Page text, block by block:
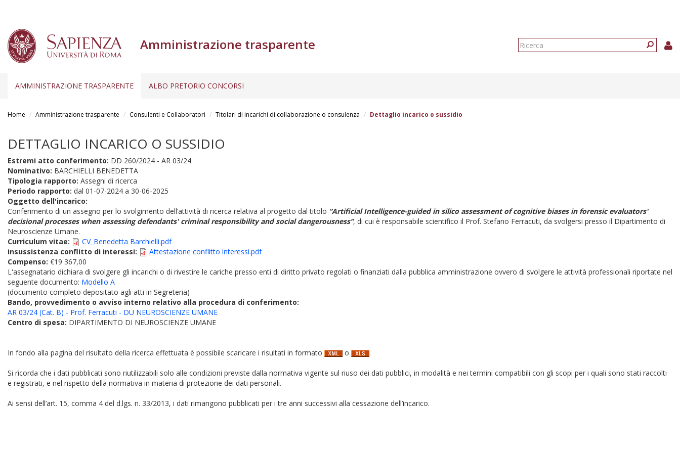
Amministrazione trasparente
Form
AMMINISTRAZIONE TRASPARENTE ALBO PRETORIO CONCORSI
Home Amministrazione trasparente Consulenti e Collaboratori Titolari di incarichi di collaborazione o consulenza Dettaglio incarico o sussidio
DETTAGLIO INCARICO O SUSSIDIO
Estremi atto conferimento: DD 260/2024 - AR 03/24
Nominativo: BARCHIELLI BENEDETTA
Tipologia rapporto: Assegni di ricerca
Periodo rapporto: dal 01-07-2024 a 30-06-2025
Oggetto dell'incarico:
Conferimento di un assegno per lo svolgimento dell’attività di ricerca relativa al progetto dal titolo “Artificial Intelligence-guided in silico assessment of cognitive biases in forensic evaluators'
decisional processes when assessing defendants' criminal responsibility and social dangerousness”, di cui è responsabile scientifico il Prof. Stefano Ferracuti, da svolgersi presso il Dipartimento di
Neuroscienze Umane.
Curriculum vitae:
CV_Benedetta Barchielli.pdf
insussistenza conflitto di interessi:
Attestazione conflitto interessi.pdf
Compenso: €19 367,00
L'assegnatario dichiara di svolgere gli incarichi o di rivestire le cariche presso enti di diritto privato regolati o finanziati dalla pubblica amministrazione ovvero di svolgere le attività professionali riportate nel
seguente documento: Modello A
(documento completo depositato agli atti in Segreteria)
Bando, provvedimento o avviso interno relativo alla procedura di conferimento:
AR 03/24 (Cat. B) - Prof. Ferracuti - DU NEUROSCIENZE UMANE
Centro di spesa: DIPARTIMENTO DI NEUROSCIENZE UMANE
In fondo alla pagina del risultato della ricerca effettuata è possibile scaricare i risultati in formato o .
Si ricorda che i dati pubblicati sono riutilizzabili solo alle condizioni previste dalla normativa vigente sul riuso dei dati pubblici, in modalità e nei termini compatibili con gli scopi per i quali sono stati raccolti
e registrati, e nel rispetto della normativa in materia di protezione dei dati personali.
Ai sensi dell’art. 15, comma 4 del d.lgs. n. 33/2013, i dati rimangono pubblicati per i tre anni successivi alla cessazione dell’incarico.